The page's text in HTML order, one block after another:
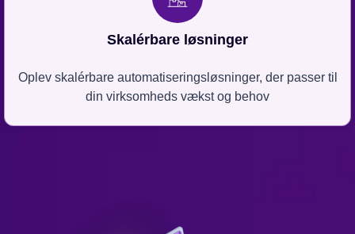
Skalérbare løsninger
Oplev skalérbare automatiseringsløsninger, der passer til
din virksomheds vækst og behov